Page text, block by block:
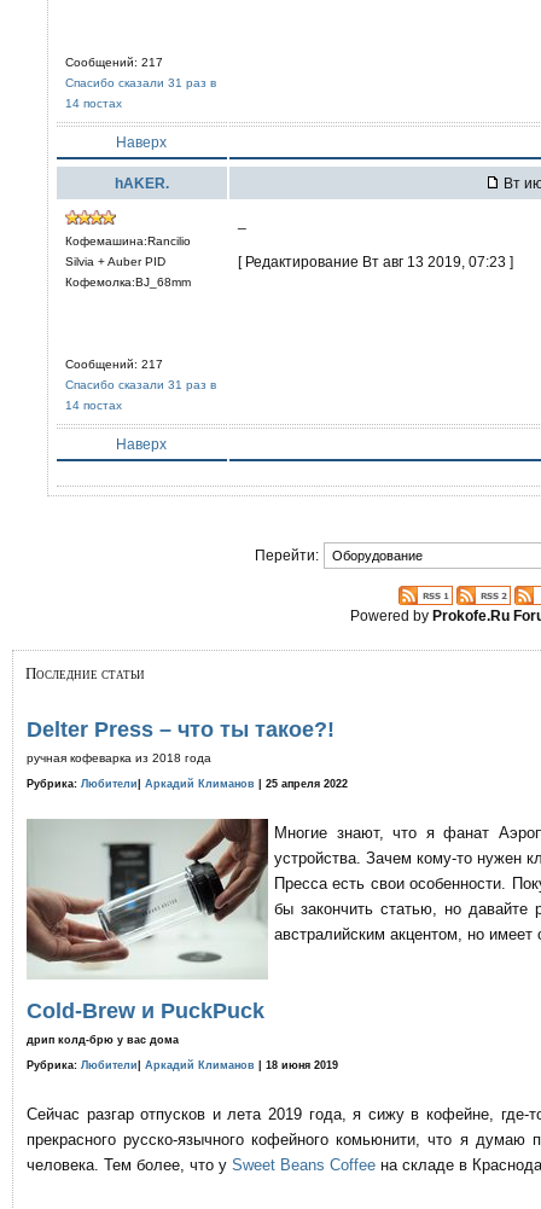
Сообщений: 217
Спасибо сказали 31 раз в
14 постах
Наверх
hAKER. Вт
Кофемашина:Rancilio
Silvia + Auber PID
Кофемолка:BJ_68mm
Сообщений: 217
Спасибо сказали 31 раз в
14 постах
[ Редактирование Вт авг 13 2019, 07:23 ]
Наверх
Перейти:
Powered byProkofe.Ru
Последние статьи
Delter Press – что ты такое?!
ручная кофеварка из 2018 года
Рубрика: Любители Аркадий Климанов | 25 апреля 2022
Многие знают, что я фанат
устройства. Зачем кому-то нужен
Пресса есть свои особенности.
бы закончить статью, но давайте
австралийским акцентом, но имеет
Cold-Brew и PuckPuck
дрип колд-брю у вас дома
Рубрика: Любители Аркадий Климанов | 18 июня 2019
Сейчас разгар отпусков и лета 2019 года, я сижу в кофейне,
прекрасного русско-язычного кофейного комьюнити, что я
человека. Тем более, что у Sweet Beans Coffee на складе в